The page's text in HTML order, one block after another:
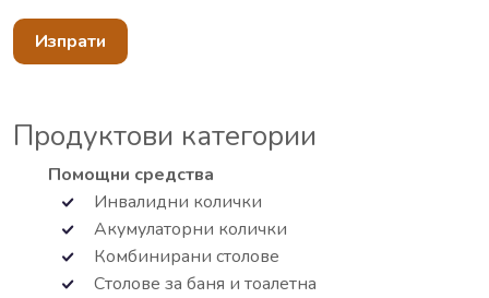
Изпрати
Продуктови категории
Помощни средства
Инвалидни колички
Акумулаторни колички
Комбинирани столове
Столове за баня и тоалетна